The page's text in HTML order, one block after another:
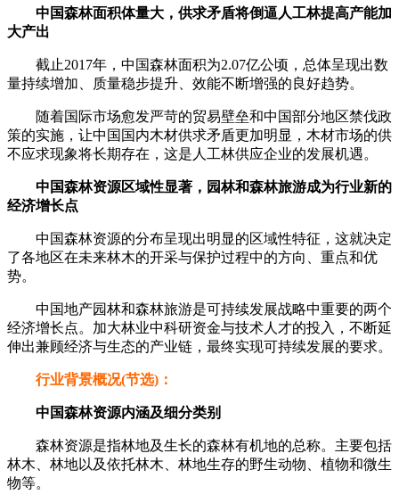
中国森林面积体量大，供求矛盾将倒逼人工林提高产能加
大产出
截止2017年，中国森林面积为2.07亿公顷，总体呈现出数
量持续增加、质量稳步提升、效能不断增强的良好趋势。
随着国际市场愈发严苛的贸易壁垒和中国部分地区禁伐政
策的实施，让中国国内木材供求矛盾更加明显，木材市场的供
不应求现象将长期存在，这是人工林供应企业的发展机遇。
中国森林资源区域性显著，园林和森林旅游成为行业新的
经济增长点
中国森林资源的分布呈现出明显的区域性特征，这就决定
了各地区在未来林木的开采与保护过程中的方向、重点和优
势。
中国地产园林和森林旅游是可持续发展战略中重要的两个
经济增长点。加大林业中科研资金与技术人才的投入，不断延
伸出兼顾经济与生态的产业链，最终实现可持续发展的要求。
行业背景概况(节选)：
中国森林资源内涵及细分类别
森林资源是指林地及生长的森林有机地的总称。主要包括
林木、林地以及依托林木、林地生存的野生动物、植物和微生
物等。